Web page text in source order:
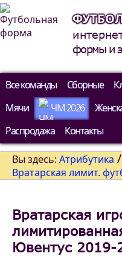
формы и
Все команды Сборные
Мячи
ЧМ 2026
Распродажа
Контакты
Вы здесь: Атрибутика /
Вратарская лимит.
Вратарская
Ювентус 2019-